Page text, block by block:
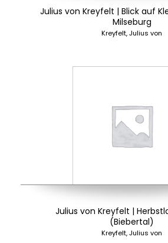
Julius von Kreyfelt | Blick auf
Milseburg
Kreyfelt, Julius von
Julius von Kreyfelt |
(Biebertal)
Kreyfelt, Julius von